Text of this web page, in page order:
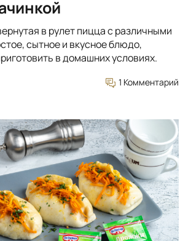
в рулет пицца с различными
сытное и вкусное блюдо,
в домашних условиях.
1 Комментарий